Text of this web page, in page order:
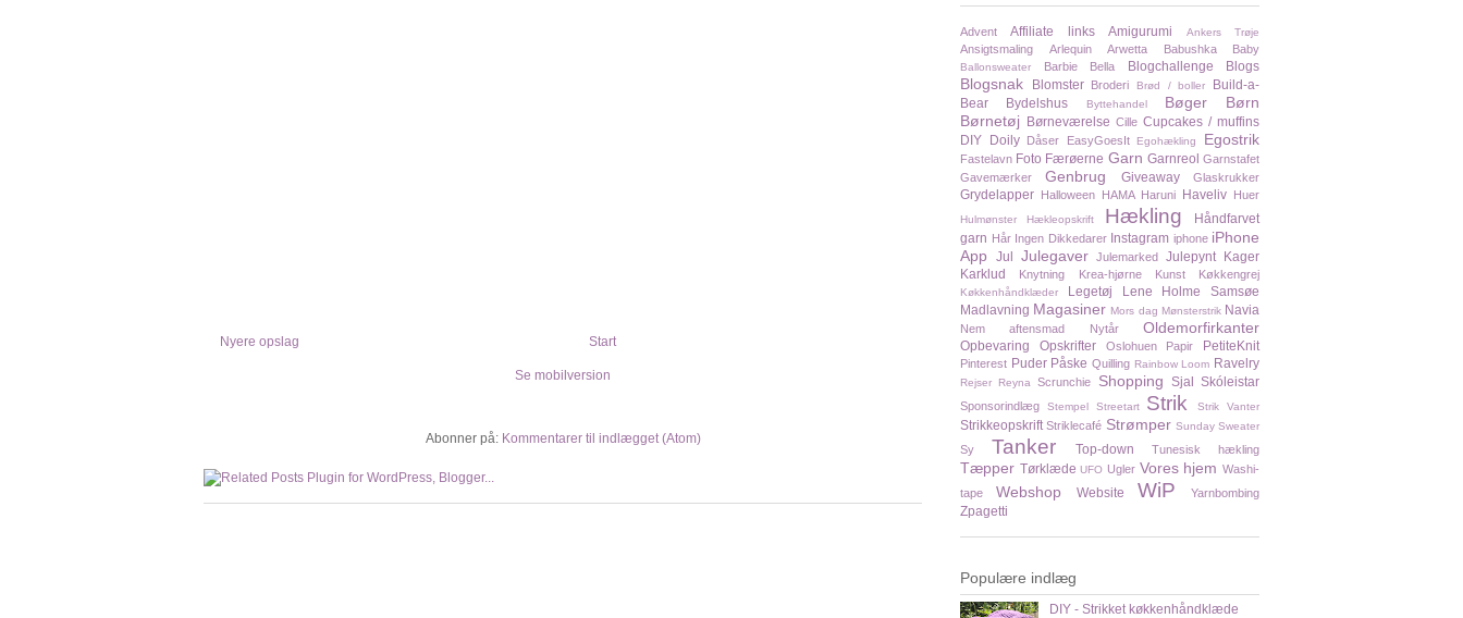
Nyere opslag Start
Se mobilversion
Abonner på: Kommentarer til indlægget (Atom)
Advent Affiliate links Amigurumi Ankers Trøje
Ansigtsmaling Arlequin Arwetta Babushka Baby
Ballonsweater Barbie Bella Blogchallenge Blogs
Blogsnak Blomster Broderi Brød / boller
Build-a-
Bear
Bydelshus Byttehandel Bøger
Børn
Børnetøj Børneværelse Cille Cupcakes / muffins
DIY
Doily Dåser EasyGoesIt Egohækling Egostrik
Fastelavn Foto Færøerne Garn Garnreol Garnstafet
Gavemærker
Genbrug Giveaway Glaskrukker
Grydelapper Halloween HAMA Haruni Haveliv Huer
Hulmønster Hækleopskrift Hækling
Håndfarvet
garn Hår Ingen Dikkedarer Instagram iphone iPhone
App Jul Julegaver Julemarked Julepynt
Kager
Karklud
Knytning Krea-hjørne Kunst Køkkengrej
Køkkenhåndklæder Legetøj
Lene Holme Samsøe
Madlavning Magasiner Mors dag Mønsterstrik Navia
Nem aftensmad Nytår Oldemorfirkanter
Opbevaring Opskrifter Oslohuen Papir PetiteKnit
Pinterest Puder Påske Quilling Rainbow Loom Ravelry
Rejser Reyna Scrunchie Shopping Sjal Skóleistar
Sponsorindlæg Stempel Streetart Strik Strik Vanter
Strikkeopskrift Striklecafé Strømper Sunday Sweater
Sy Tanker Top-down Tunesisk hækling
Tæpper Tørklæde UFO Ugler Vores hjem Washi-
tape
Webshop Website WiP Yarnbombing
Zpagetti
Populære indlæg
DIY - Strikket køkkenhåndklæde